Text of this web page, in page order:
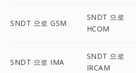
SNDT 으로 GSM
SNDT 으로
HCOM
SNDT 으로 IMA
SNDT 으로
IRCAM